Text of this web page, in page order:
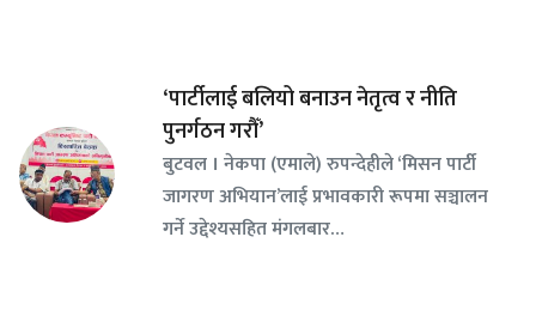
‘पार्टीलाई बलियो बनाउन नेतृत्व र नीति
पुनर्गठन गरौँ’
बुटवल । नेकपा (एमाले) रुपन्देहीले ‘मिसन पार्टी
जागरण अभियान’लाई प्रभावकारी रूपमा सञ्चालन
गर्ने उद्देश्यसहित मंगलबार…